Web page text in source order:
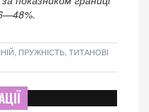
ПРУЖНІСТЬ, ТИТАНОВІ